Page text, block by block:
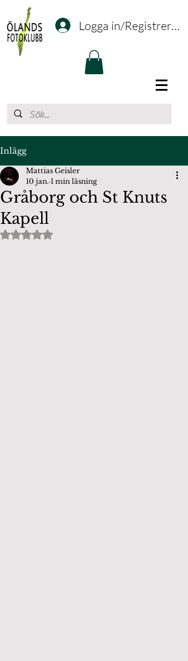
Logga in/Registrering
Inlägg
Gråborg och St Knuts
Kapell
Mattias Geisler
10 jan. 1 min läsning
Betygsatt till NaN av 5 stjärnor.